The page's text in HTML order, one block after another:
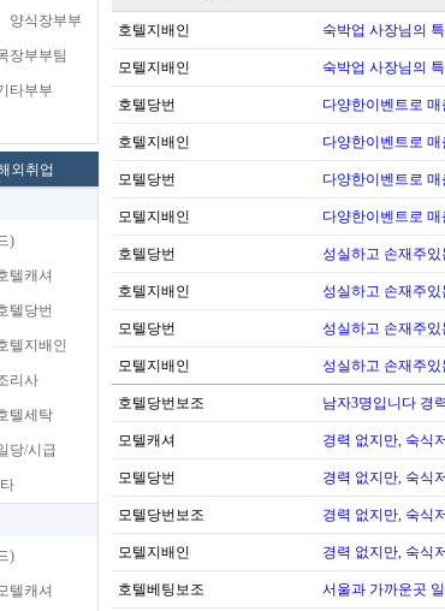
양식장부부
장부부팀
타부부
외취업
)
텔캐셔
텔당번
텔지배인
리사
텔세탁
당/시급
)
텔캐셔
호텔지배인 숙박업 사장님의
모텔지배인 숙박업 사장님의
호텔당번 다양한이벤트로
호텔지배인 다양한이벤트로
모텔당번 다양한이벤트로
모텔지배인 다양한이벤트로
호텔당번 성실하고 손재주
호텔지배인 성실하고 손재주
모텔당번 성실하고 손재주
모텔지배인 성실하고 손재주
호텔당번보조 남자3명입니다 경
모텔캐셔 경력 없지만, 숙식
모텔당번 경력 없지만, 숙식
모텔당번보조 경력 없지만, 숙식
모텔지배인 경력 없지만, 숙식
호텔베팅보조 서울과 가까운곳